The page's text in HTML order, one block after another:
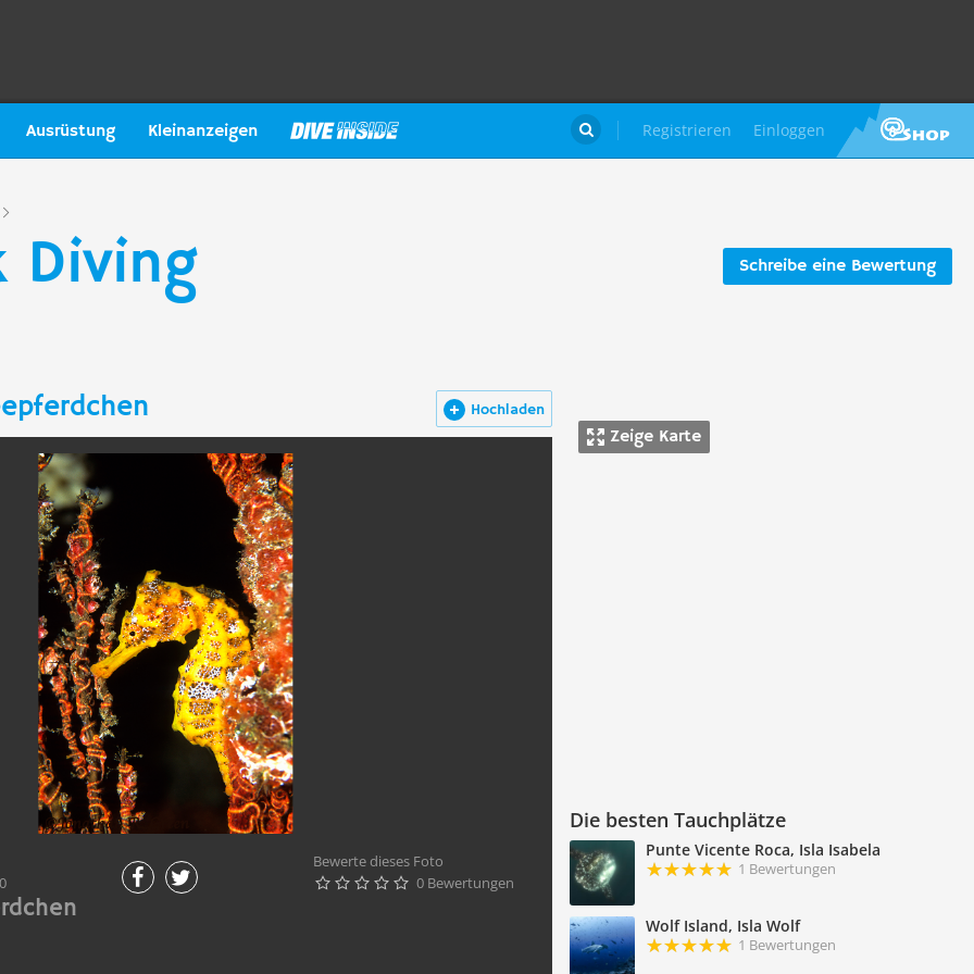
Ausrüstung Kleinanzeigen Registrieren Einloggen

Schreibe eine Bewertung
Diving
Zeige Karte
Die besten Tauchplätze
Punte Vicente Roca, Isla Isabela
1 Bewertungen
Wolf Island, Isla Wolf
1 Bewertungen
Hochladen
Bewerte dieses Foto
     0 Bewertungen